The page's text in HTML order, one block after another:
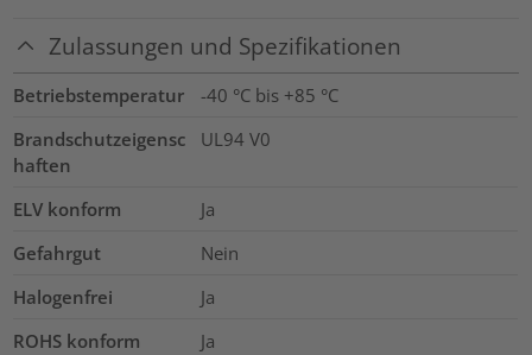
Zulassungen und Spezifikationen
Betriebstemperatur
-40 °C bis +85 °C
Brandschutzeigensc
haften
UL94 V0
ELV konform
Ja
Gefahrgut
Nein
Halogenfrei
Ja
ROHS konform
Ja